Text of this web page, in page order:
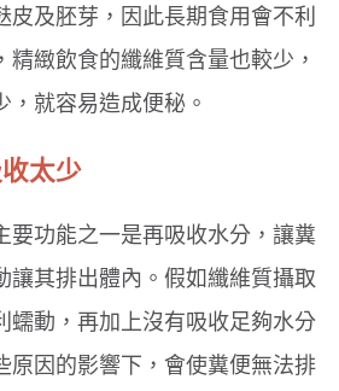
皮及胚芽，因此長期食用會不利
精緻飲食的纖維質含量也較少，
，就容易造成便秘。
太少
要功能之一是再吸收水分，讓糞
讓其排出體內。假如纖維質攝取
蠕動，再加上沒有吸收足夠水分
原因的影響下，會使糞便無法排